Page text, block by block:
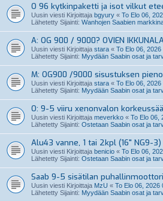
O 96 kytkinpaketti ja isot vilkut
Uusin viesti Kirjoittaja bgyury « To Elo 06,
Lähetetty Sijainti: Wanhojen Saabien
A: OG 900 / 9000? OVIEN
Uusin viesti Kirjoittaja stara « To Elo 06, 2026
Lähetetty Sijainti: Myydään Saabin osat ja
M: OG900 /9000 sisustuksen
Uusin viesti Kirjoittaja stara « To Elo 06, 2026
Lähetetty Sijainti: Myydään Saabin osat ja
O: 9-5 viiru xenonvalon
Uusin viesti Kirjoittaja meverkko « To Elo 06,
Lähetetty Sijainti: Ostetaan Saabin osat ja
Alu43 vanne, 1 tai 2kpl (16" NG9-3)
Uusin viesti Kirjoittaja benicio « To Elo 06,
Lähetetty Sijainti: Ostetaan Saabin osat ja
Saab 9-5 sisätilan puhallinmoottori
Uusin viesti Kirjoittaja MzU « To Elo 06, 2026
Lähetetty Sijainti: Myydään Saabin osat ja